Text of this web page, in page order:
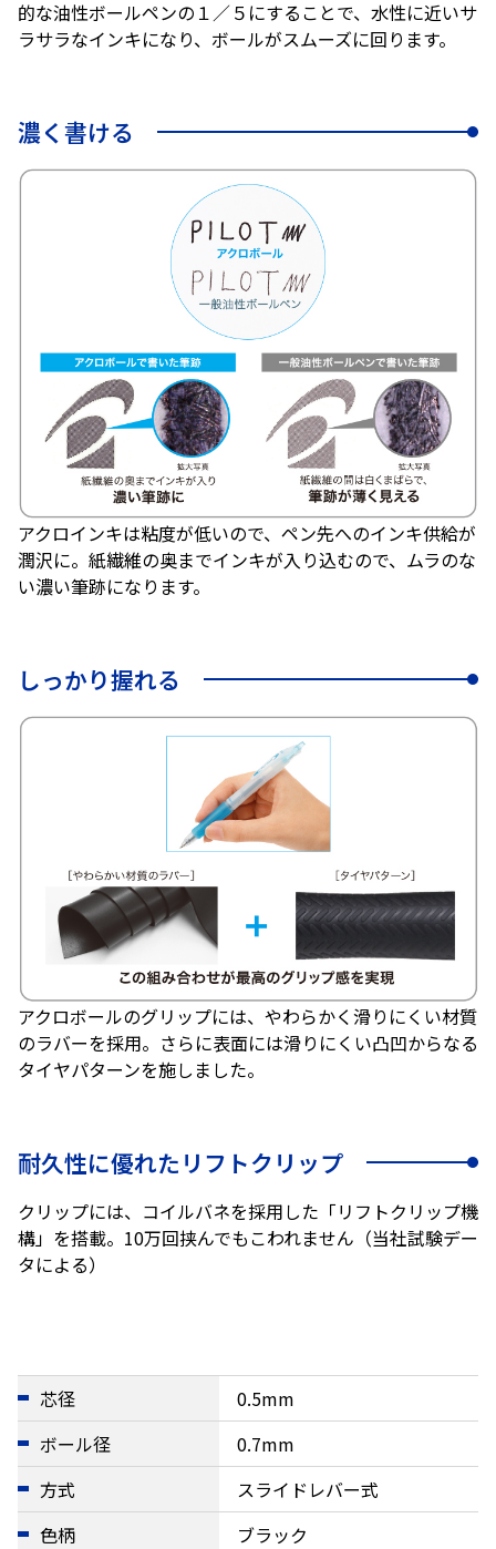
的な油性ボールペンの１／５にすることで、水性に近いサ
ラサラなインキになり、ボールがスムーズに回ります。
濃く書ける
アクロインキは粘度が低いので、ペン先へのインキ供給が
潤沢に。紙繊維の奥までインキが入り込むので、ムラのな
い濃い筆跡になります。
しっかり握れる
アクロボールのグリップには、やわらかく滑りにくい材質
のラバーを採用。さらに表面には滑りにくい凸凹からなる
タイヤパターンを施しました。
耐久性に優れたリフトクリップ
クリップには、コイルバネを採用した「リフトクリップ機
構」を搭載。10万回挟んでもこわれません（当社試験デー
タによる）
芯径
0.5mm
ボール径
0.7mm
方式
スライドレバー式
色柄
ブラック